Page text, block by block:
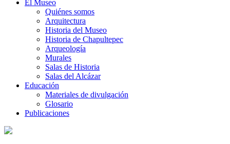
El Museo
Quiénes somos
Arquitectura
Historia del Museo
Historia de Chapultepec
Arqueología
Murales
Salas de Historia
Salas del Alcázar
Educación
Materiales de divulgación
Glosario
Publicaciones